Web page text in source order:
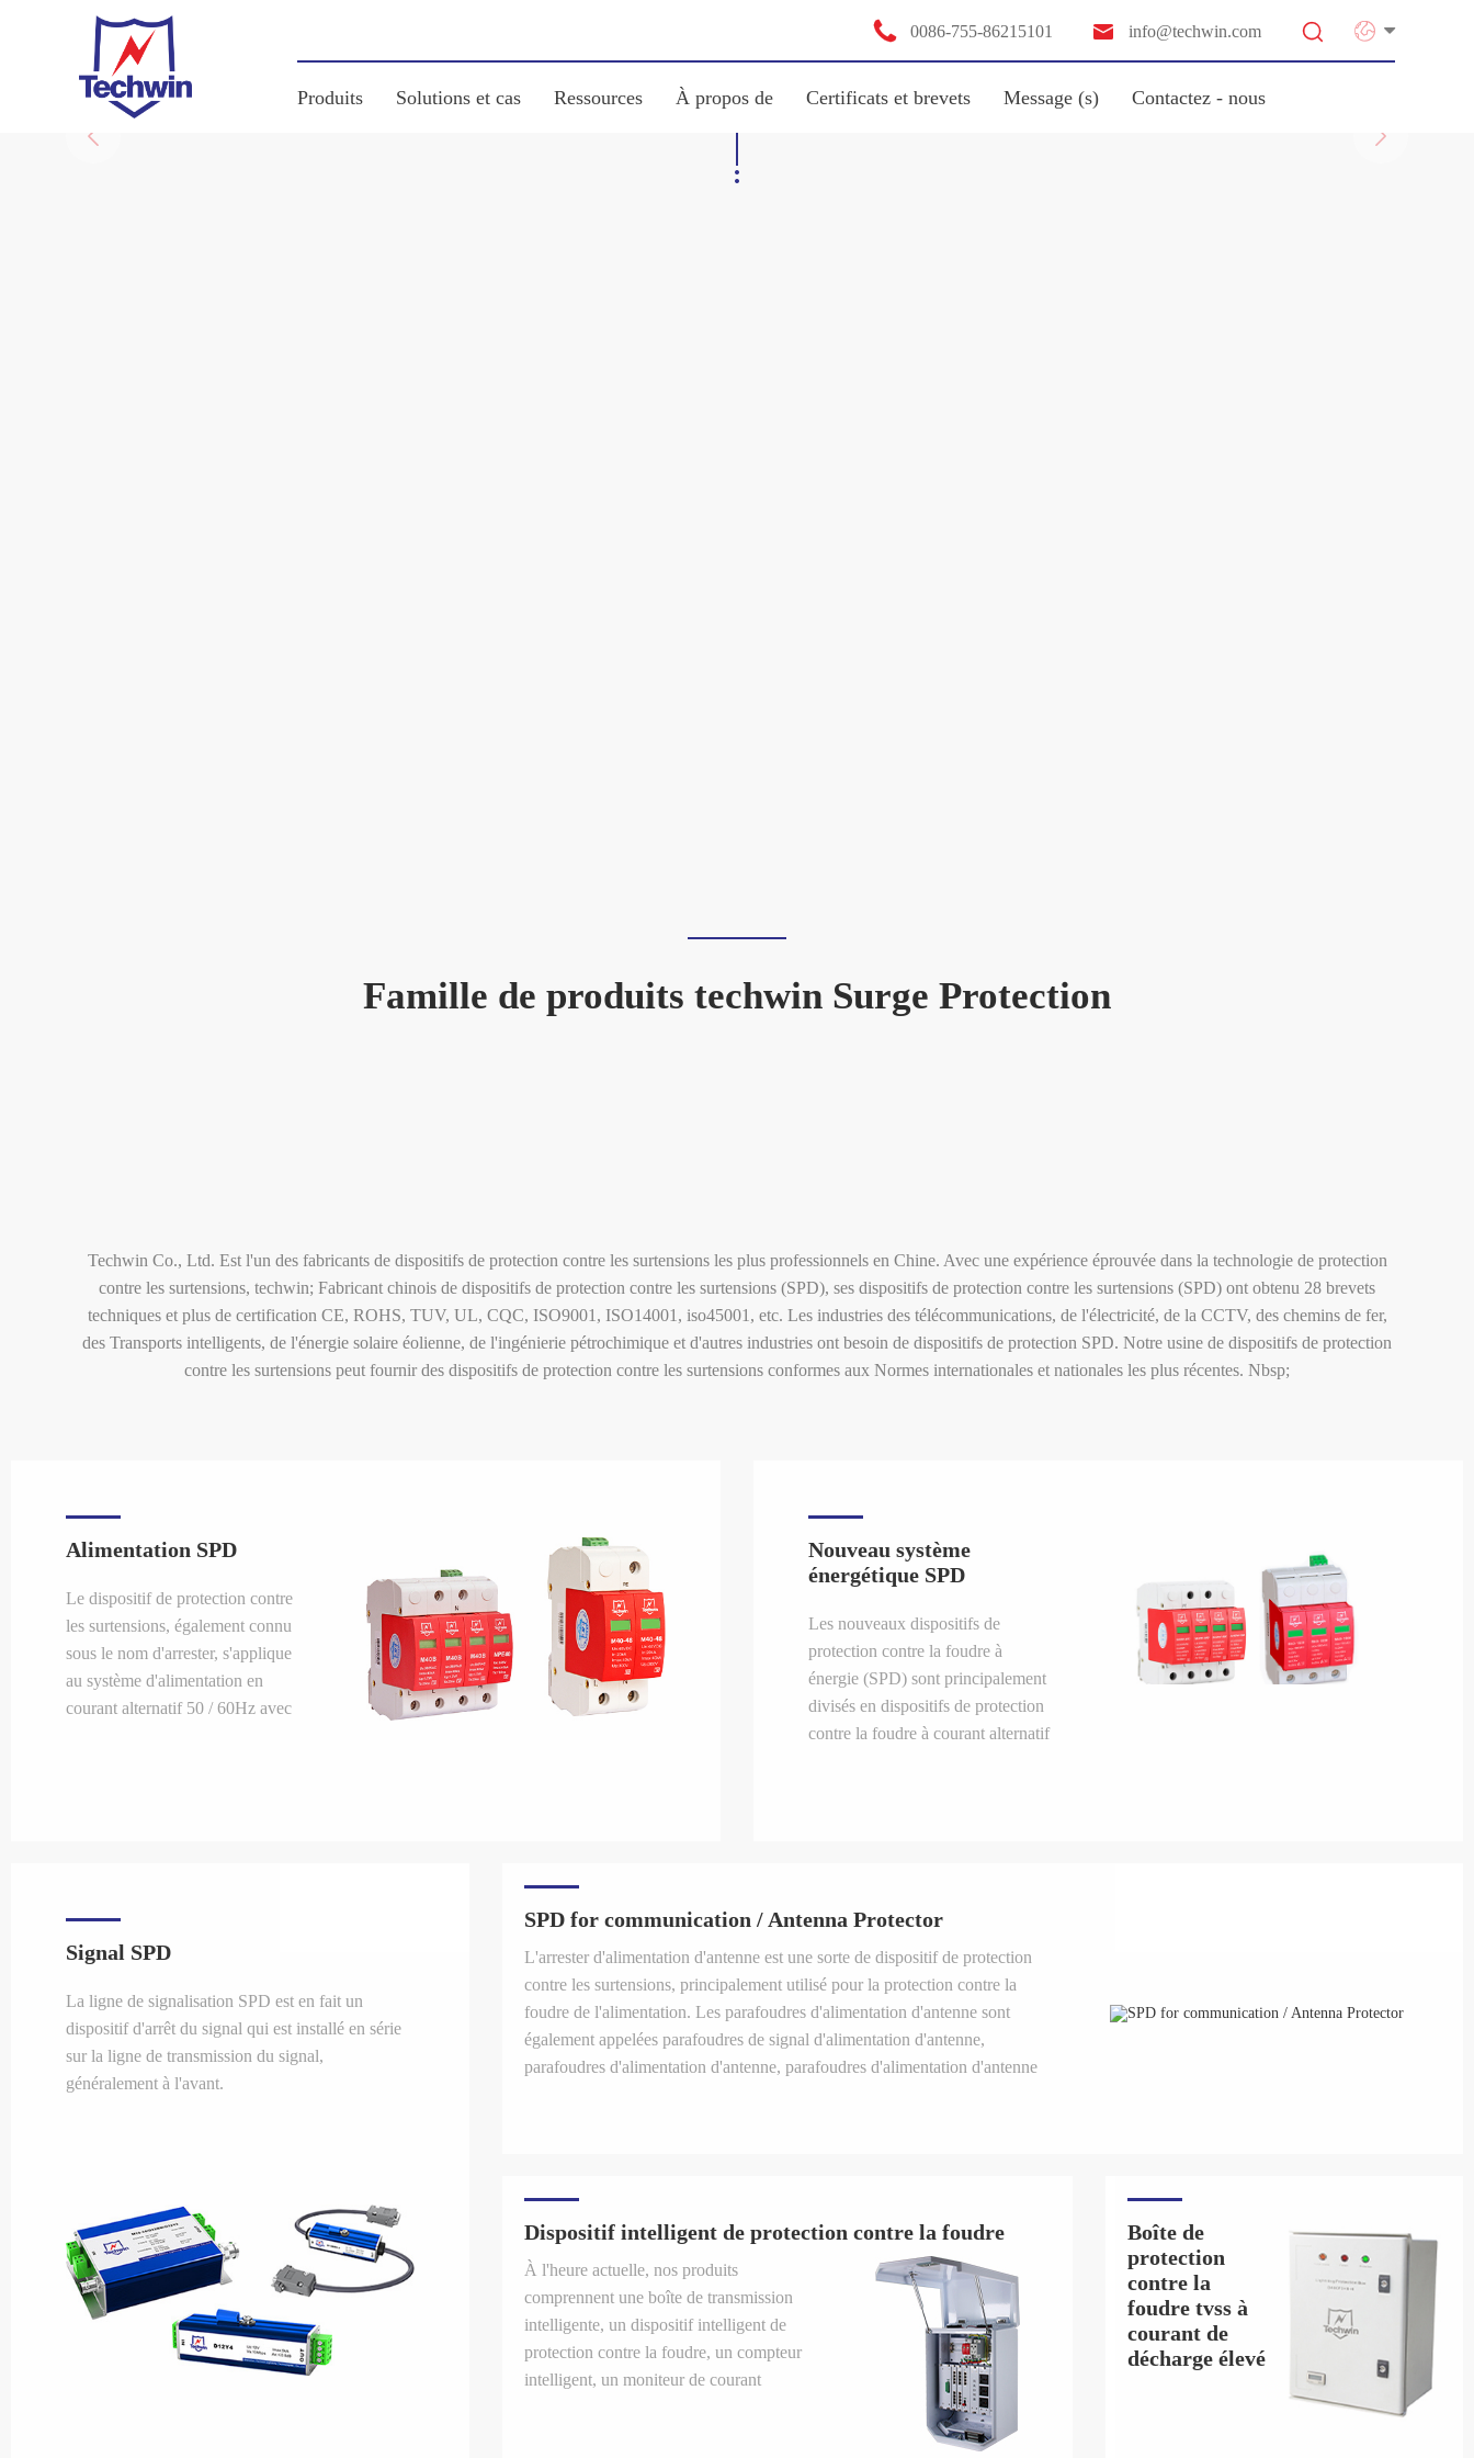
 0086-755-86215101  info@techwin.com 
Produits Solutions et cas Ressources À propos de Certificats et brevets Message (s) Contactez - nous
 
Famille de produits techwin Surge Protection
Techwin Co., Ltd. Est l'un des fabricants de dispositifs de protection contre les surtensions les plus professionnels en Chine. Avec une expérience éprouvée dans la technologie de protection
contre les surtensions, techwin; Fabricant chinois de dispositifs de protection contre les surtensions (SPD), ses dispositifs de protection contre les surtensions (SPD) ont obtenu 28 brevets
techniques et plus de certification CE, ROHS, TUV, UL, CQC, ISO9001, ISO14001, iso45001, etc. Les industries des télécommunications, de l'électricité, de la CCTV, des chemins de fer,
des Transports intelligents, de l'énergie solaire éolienne, de l'ingénierie pétrochimique et d'autres industries ont besoin de dispositifs de protection SPD. Notre usine de dispositifs de protection
contre les surtensions peut fournir des dispositifs de protection contre les surtensions conformes aux Normes internationales et nationales les plus récentes. Nbsp;
Alimentation SPD
Le dispositif de protection contre
les surtensions, également connu
sous le nom d'arrester, s'applique
au système d'alimentation en
courant alternatif 50 / 60Hz avec
Nouveau système
énergétique SPD
Les nouveaux dispositifs de
protection contre la foudre à
énergie (SPD) sont principalement
divisés en dispositifs de protection
contre la foudre à courant alternatif
Signal SPD
La ligne de signalisation SPD est en fait un
dispositif d'arrêt du signal qui est installé en série
sur la ligne de transmission du signal,
généralement à l'avant.
SPD for communication / Antenna Protector
L'arrester d'alimentation d'antenne est une sorte de dispositif de protection
contre les surtensions, principalement utilisé pour la protection contre la
foudre de l'alimentation. Les parafoudres d'alimentation d'antenne sont
également appelées parafoudres de signal d'alimentation d'antenne,
parafoudres d'alimentation d'antenne, parafoudres d'alimentation d'antenne
Dispositif intelligent de protection contre la foudre
À l'heure actuelle, nos produits
comprennent une boîte de transmission
intelligente, un dispositif intelligent de
protection contre la foudre, un compteur
intelligent, un moniteur de courant
Boîte de
protection
contre la
foudre tvss à
courant de
décharge élevé